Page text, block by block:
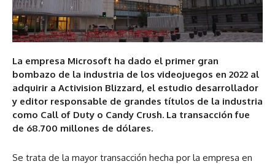
La empresa Microsoft ha dado el primer gran
bombazo de la industria de los videojuegos en 2022 al
adquirir a Activision Blizzard, el estudio desarrollador
y editor responsable de grandes títulos de la industria
como Call of Duty o Candy Crush. La transacción fue
de 68.700 millones de dólares.
Se trata de la mayor transacción hecha por la empresa en